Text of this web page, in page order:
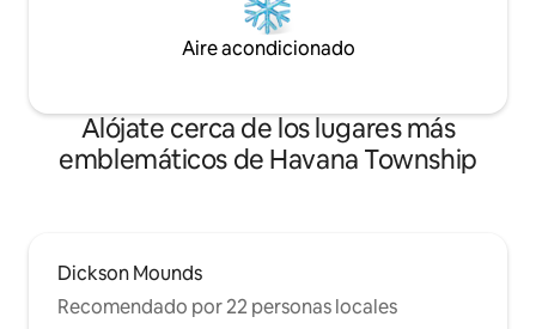
Aire acondicionado
Alójate cerca de los lugares más
emblemáticos de Havana Township
Dickson Mounds
Recomendado por 22 personas locales